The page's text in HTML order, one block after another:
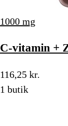
1000 mg
C-vitamin +
116,25 kr.
1 butik